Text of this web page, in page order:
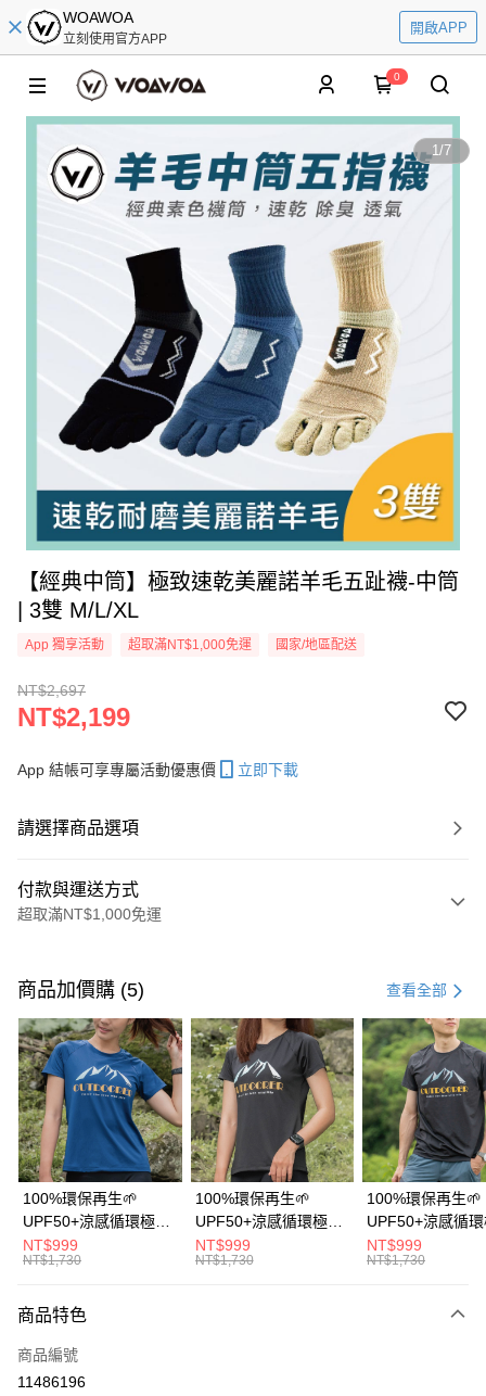
WOAWOA
立刻使用官方APP
開啟APP
0
1/7
【經典中筒】極致速乾美麗諾羊毛五趾襪-中筒
| 3雙 M/L/XL
App 獨享活動 超取滿NT$1,000免運 國家/地區配送
NT$2,697
NT$2,199
App 結帳可享專屬活動優惠價 立即下載
請選擇商品選項
付款與運送方式
超取滿NT$1,000免運
信用卡一次付款
信用卡分期付款
3 期 0 利率 每期NT$733 21家銀行
合作金庫商業銀行
第一商業銀行
華南商業銀行
彰化商業銀行
上海商業儲蓄銀行
台北富邦商業銀行
國泰世華商業銀行
兆豐國際商業銀行
臺灣中小企業銀行
台中商業銀行
匯豐（台灣）商業銀行
華泰商業銀行
聯邦商業銀行
遠東國際商業銀行
元大商業銀行
台灣樂天信用卡公司
6 期 0 利率 每期NT$366 21家銀行
合作金庫商業銀行
第一商業銀行
華南商業銀行
彰化商業銀行
上海商業儲蓄銀行
台北富邦商業銀行
國泰世華商業銀行
兆豐國際商業銀行
臺灣中小企業銀行
台中商業銀行
匯豐（台灣）商業銀行
聯邦商業銀行
玉山商業銀行
台灣樂天信用卡公司
12 期 0 利率 每期NT$183 21家銀行
合作金庫商業銀行
第一商業銀行
華南商業銀行
彰化商業銀行
上海商業儲蓄銀行
台北富邦商業銀行
國泰世華商業銀行
兆豐國際商業銀行
臺灣中小企業銀行
元大商業銀行
台新國際商業銀行
台灣樂天信用卡公司
24 期 0 利率 每期NT$91 20家銀行
合作金庫商業銀行
第一商業銀行
華南商業銀行
彰化商業銀行
上海商業儲蓄銀行
兆豐國際商業銀行
華泰商業銀行
遠東國際商業銀行
永豐商業銀行
星展（台灣）商業銀行
超商取貨付款
LINE Pay
悠遊付
大哥付你分期
相關說明
商品加價購 (5) 查看全部
100%環保再生🌱
UPF50+涼感循環極風
衣【山岳線條款】
NT$999
NT$1,730
100%環保再生🌱
UPF50+涼感循環極風
衣【山岳線條款】
NT$999
NT$1,730
100%環保再生🌱
UPF50+涼感循
衣【山岳線條款
NT$999
NT$1,730
商品特色
商品編號
11486196